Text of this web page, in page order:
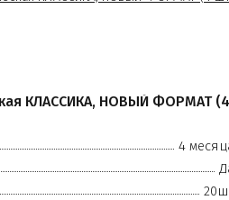
КЛАССИКА, НОВЫЙ ФОРМАТ (4
4